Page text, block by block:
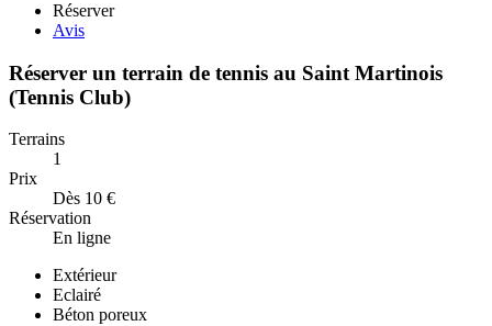
Réserver
Avis
Réserver un terrain de tennis au Saint Martinois
(Tennis Club)
Terrains
1
Prix
Dès 10 €
Réservation
En ligne
Extérieur
Eclairé
Béton poreux